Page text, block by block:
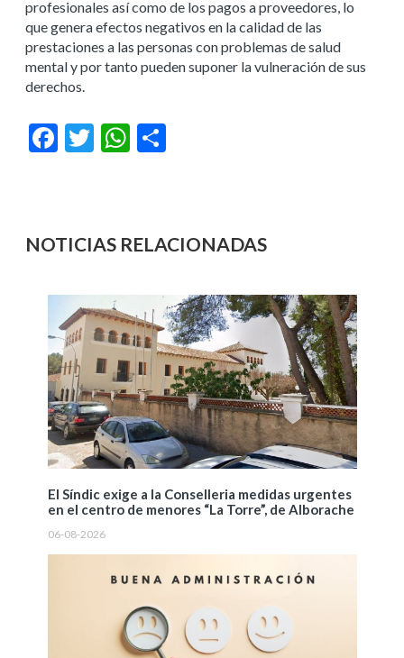
profesionales así como de los pagos a proveedores, lo
que genera efectos negativos en la calidad de las
prestaciones a las personas con problemas de salud
mental y por tanto pueden suponer la vulneración de sus
derechos.
Facebook
Twitter WhatsApp
NOTICIAS RELACIONADAS
El Síndic exige a la Conselleria medidas urgentes
en el centro de menores “La Torre”, de Alborache
06-08-2026